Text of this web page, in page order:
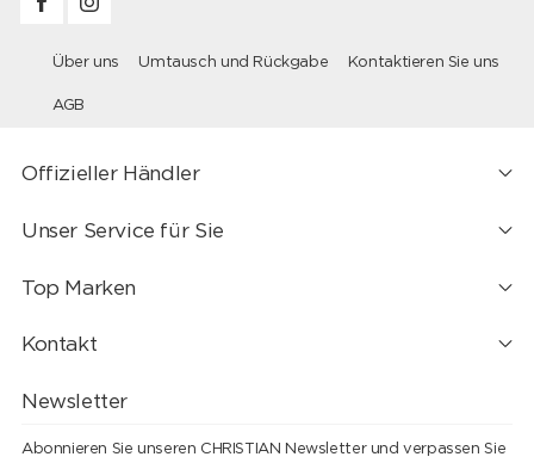
Über uns Umtausch und Rückgabe Kontaktieren Sie uns
AGB
Offizieller Händler
Unser Service für Sie
Top Marken
Kontakt
Newsletter
Abonnieren Sie unseren CHRISTIAN Newsletter und verpassen Sie